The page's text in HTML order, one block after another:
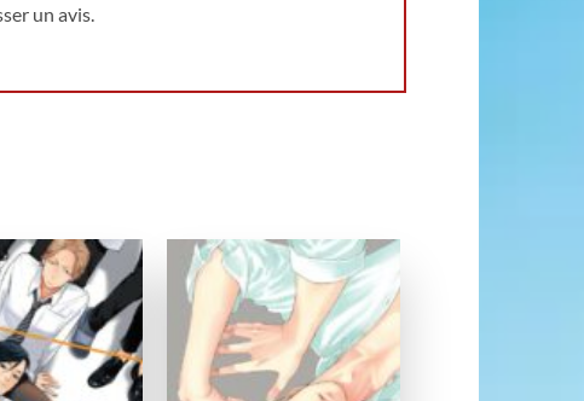
un avis.
Ajouter
à la
wishlist
Ajouter
à la
wishlist